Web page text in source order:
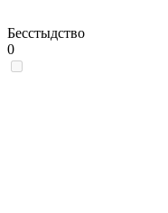
Бесстыдство
0